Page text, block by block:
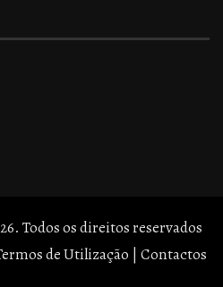
Todos os direitos reservados
de Utilização | Contactos